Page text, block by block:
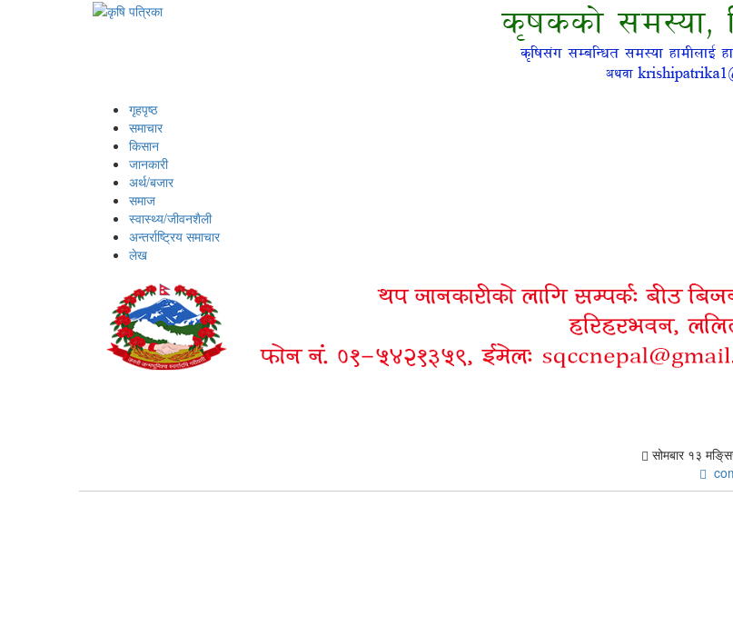
गृहपृष्ठ
समाचार
किसान
जानकारी
अर्थ/बजार
समाज
स्वास्थ्य/जीवनशैली
अन्तर्राष्ट्रिय समाचार
लेख
सोमबार १३